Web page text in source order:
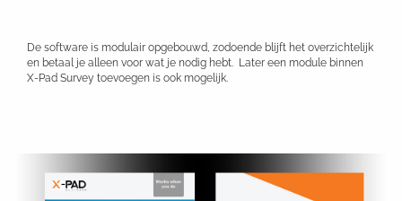
De software is modulair opgebouwd, zodoende blijft het overzichtelijk
en betaal je alleen voor wat je nodig hebt. Later een module binnen
X-Pad Survey toevoegen is ook mogelijk.